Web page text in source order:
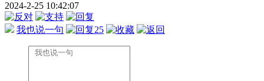
2024-2-25 10:42:07
我也说一句 25